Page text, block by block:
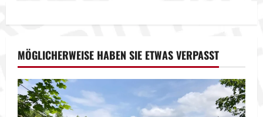
MÖGLICHERWEISE HABEN SIE ETWAS VERPASST